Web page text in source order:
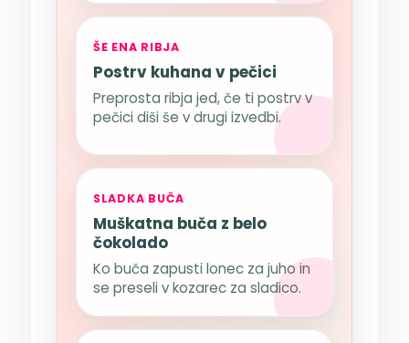
ŠE ENA RIBJA
Postrv kuhana v pečici
Preprosta ribja jed, če ti postrv v
pečici diši še v drugi izvedbi.
SLADKA BUČA
Muškatna buča z belo
čokolado
Ko buča zapusti lonec za juho in
se preseli v kozarec za sladico.